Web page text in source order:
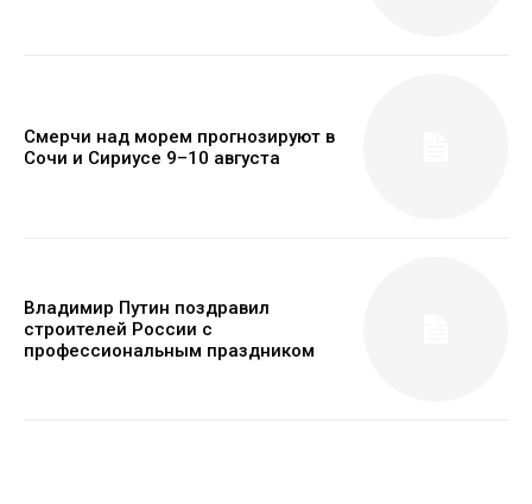
Смерчи над морем прогнозируют в
Сочи и Сириусе 9–10 августа
Владимир Путин поздравил
строителей России с
профессиональным праздником